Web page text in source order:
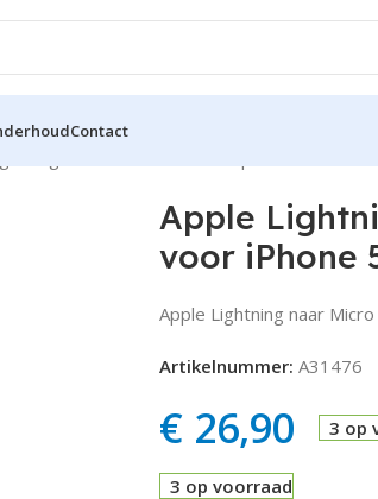
Contact
Apple
voor iPhone
Apple Lightning naar
Artikelnummer: A31476
€26,90 3 op
3 op voorraad